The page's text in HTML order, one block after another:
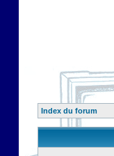
Index du forum